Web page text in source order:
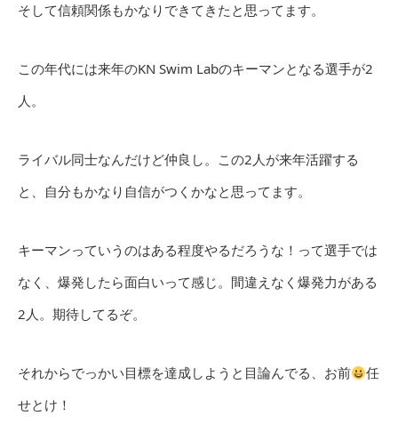
そして信頼関係もかなりできてきたと思ってます。
この年代には来年のKN Swim Labのキーマンとなる選手が2
人。
ライバル同士なんだけど仲良し。この2人が来年活躍する
と、自分もかなり自信がつくかなと思ってます。
キーマンっていうのはある程度やるだろうな！って選手では
なく、爆発したら面白いって感じ。間違えなく爆発力がある
2人。期待してるぞ。
それからでっかい目標を達成しようと目論んでる、お前
任
せとけ！